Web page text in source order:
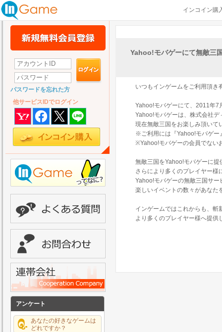
インコイン購
パスワードを忘れた方
他サービスIDでログイン
アンケート
あなたの好きなゲームは
どれですか？
Yahoo!モバゲーにて無敵三
いつもインゲームをご利用頂き
Yahoo!モバゲーにて、2011年7
Yahoo!モバゲーは、株式会社
現在無敵三国をお楽しみ頂いて
※ご利用には『Yahoo!モバゲー
※Yahoo!モバゲーの会員でない
無敵三国をYahoo!モバゲーに提
さらにより多くのプレイヤー様
Yahoo!モバゲーの無敵三国サ
楽しいイベントの数々があなた
インゲームではこれからも、斬
より多くのプレイヤー様へ提供